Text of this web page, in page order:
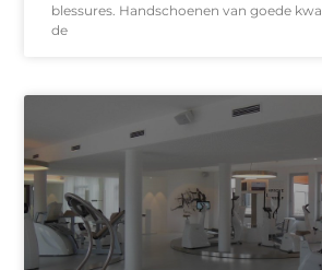
blessures. Handschoenen van goede
de